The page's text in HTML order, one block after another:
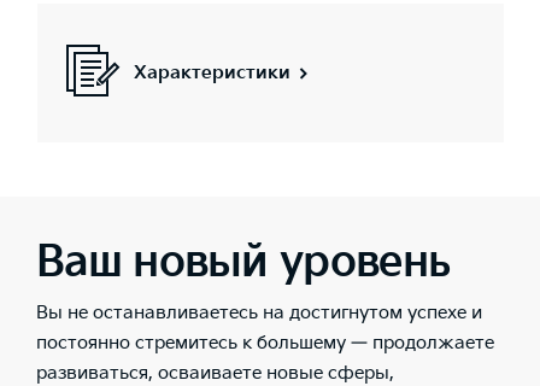
Характеристики
Ваш новый уровень
Вы не останавливаетесь на достигнутом успехе и
постоянно стремитесь к большему — продолжаете
развиваться, осваиваете новые сферы,